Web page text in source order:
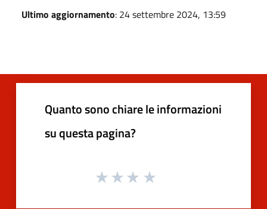
Ultimo aggiornamento: 24 settembre 2024, 13:59
Quanto sono chiare le informazioni
su questa pagina?